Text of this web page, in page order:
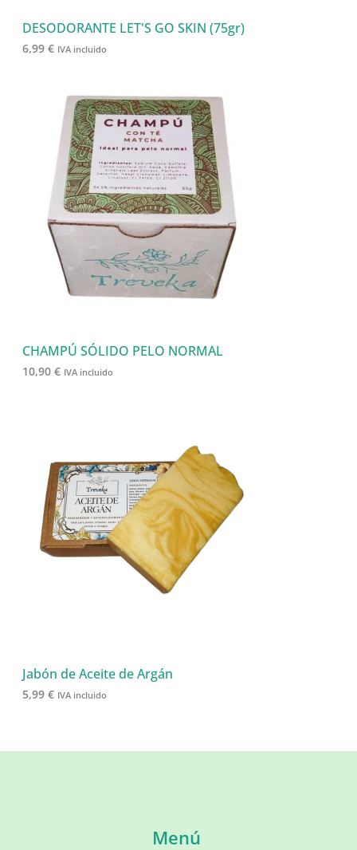
DESODORANTE LET'S GO SKIN (75gr)
6,99 € IVA incluido
CHAMPÚ SÓLIDO PELO NORMAL
10,90 € IVA incluido
Jabón de Aceite de Argán
5,99 € IVA incluido
Menú